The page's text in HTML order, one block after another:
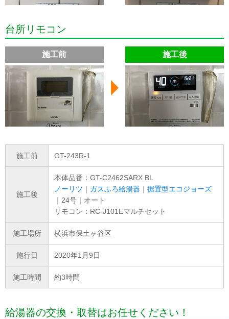
台所リモコン
施工前 施工後
施工前 GT-243R-1
施工後
本体品番：GT-C2462SARX BL
ノーリツ ｜ ガスふろ給湯器 ｜ 据置型エコジョーズ
｜24号｜オート
リモコン：RC-J101Eマルチセット
施工場所 横浜市保土ヶ谷区
施行日 2020年1月9日
施工時間 約3時間
給湯器の交換・取替はお任せください！